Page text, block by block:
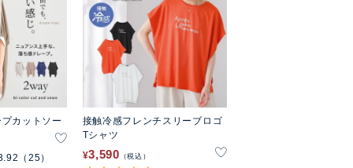
カットソー
（25）
接触冷感フレンチスリーブロゴ
Tシャツ
¥3,590 税込